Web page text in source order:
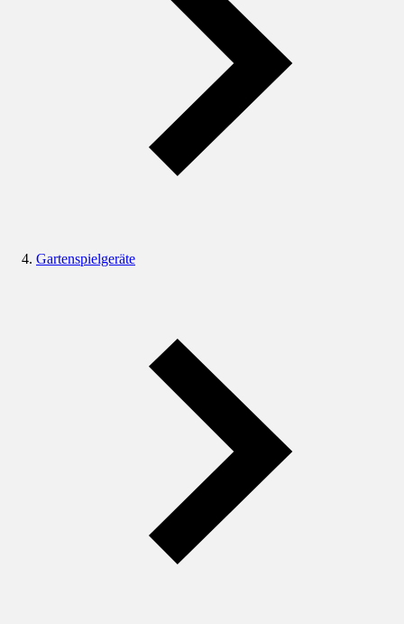
Gartenspielgeräte